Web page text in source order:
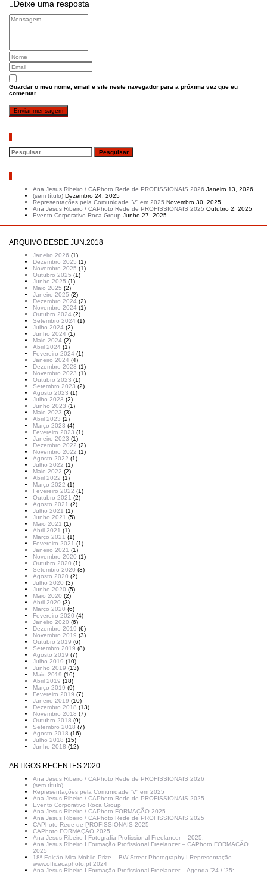
Deixe uma resposta
Guardar o meu nome, email e site neste navegador para a próxima vez que eu
comentar.
Ana Jesus Ribeiro / CAPhoto Rede de PROFISSIONAIS 2026 Janeiro 13, 2026
(sem título) Dezembro 24, 2025
Representações pela Comunidade “V” em 2025 Novembro 30, 2025
Ana Jesus Ribeiro / CAPhoto Rede de PROFISSIONAIS 2025 Outubro 2, 2025
Evento Corporativo Roca Group Junho 27, 2025
ARQUIVO DESDE JUN.2018
Janeiro 2026 (1)
Dezembro 2025 (1)
Novembro 2025 (1)
Outubro 2025 (1)
Junho 2025 (1)
Maio 2025 (2)
Janeiro 2025 (2)
Dezembro 2024 (2)
Novembro 2024 (1)
Outubro 2024 (2)
Setembro 2024 (1)
Julho 2024 (2)
Junho 2024 (1)
Maio 2024 (2)
Abril 2024 (1)
Fevereiro 2024 (1)
Janeiro 2024 (4)
Dezembro 2023 (1)
Novembro 2023 (1)
Outubro 2023 (1)
Setembro 2023 (2)
Agosto 2023 (1)
Julho 2023 (2)
Junho 2023 (1)
Maio 2023 (3)
Abril 2023 (2)
Março 2023 (4)
Fevereiro 2023 (1)
Janeiro 2023 (1)
Dezembro 2022 (2)
Novembro 2022 (1)
Agosto 2022 (1)
Julho 2022 (1)
Maio 2022 (2)
Abril 2022 (1)
Março 2022 (1)
Fevereiro 2022 (1)
Outubro 2021 (2)
Agosto 2021 (2)
Julho 2021 (1)
Junho 2021 (5)
Maio 2021 (1)
Abril 2021 (1)
Março 2021 (1)
Fevereiro 2021 (1)
Janeiro 2021 (1)
Novembro 2020 (1)
Outubro 2020 (1)
Setembro 2020 (3)
Agosto 2020 (2)
Julho 2020 (3)
Junho 2020 (5)
Maio 2020 (2)
Abril 2020 (3)
Março 2020 (6)
Fevereiro 2020 (4)
Janeiro 2020 (6)
Dezembro 2019 (6)
Novembro 2019 (3)
Outubro 2019 (6)
Setembro 2019 (8)
Agosto 2019 (7)
Julho 2019 (10)
Junho 2019 (13)
Maio 2019 (16)
Abril 2019 (18)
Março 2019 (9)
Fevereiro 2019 (7)
Janeiro 2019 (10)
Dezembro 2018 (13)
Novembro 2018 (7)
Outubro 2018 (9)
Setembro 2018 (7)
Agosto 2018 (16)
Julho 2018 (15)
Junho 2018 (12)
ARTIGOS RECENTES 2020
Ana Jesus Ribeiro / CAPhoto Rede de PROFISSIONAIS 2026
(sem título)
Representações pela Comunidade “V” em 2025
Ana Jesus Ribeiro / CAPhoto Rede de PROFISSIONAIS 2025
Evento Corporativo Roca Group
Ana Jesus Ribeiro / CAPhoto FORMAÇÃO 2025
Ana Jesus Ribeiro / CAPhoto Rede de PROFISSIONAIS 2025
CAPhoto Rede de PROFISSIONAIS 2025
CAPhoto FORMAÇÃO 2025
Ana Jesus Ribeiro I Fotografia Profissional Freelancer – 2025:
Ana Jesus Ribeiro I Formação Profissional Freelancer – CAPhoto FORMAÇÃO
2025
18ª Edição Mira Mobile Prize – BW Street Photography I Representação
www.officecaphoto.pt 2024
Ana Jesus Ribeiro I Formação Profissional Freelancer – Agenda ’24 / ’25: